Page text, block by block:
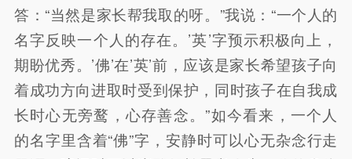
答：“当然是家长帮我取的呀。”我说：“一个人的
名字反映一个人的存在。’英’字预示积极向上，
期盼优秀。’佛’在’英’前，应该是家长希望孩子向
着成功方向进取时受到保护，同时孩子在自我成
长时心无旁鹜，心存善念。”如今看来，一个人
的名字里含着“佛”字，安静时可以心无杂念行走